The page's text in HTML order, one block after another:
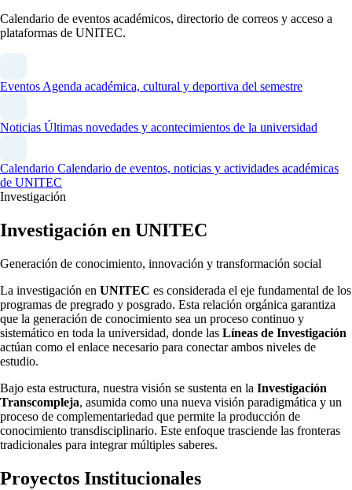
Calendario de eventos académicos, directorio de correos y acceso a
plataformas de UNITEC.
Eventos Agenda académica, cultural y deportiva del semestre
Noticias Últimas novedades y acontecimientos de la universidad
Calendario Calendario de eventos, noticias y actividades académicas
de UNITEC
Investigación
Investigación en UNITEC
Generación de conocimiento, innovación y transformación social
La investigación en UNITEC es considerada el eje fundamental de los
programas de pregrado y posgrado. Esta relación orgánica garantiza
que la generación de conocimiento sea un proceso continuo y
sistemático en toda la universidad, donde las Líneas de Investigación
actúan como el enlace necesario para conectar ambos niveles de
estudio.
Bajo esta estructura, nuestra visión se sustenta en la Investigación
Transcompleja, asumida como una nueva visión paradigmática y un
proceso de complementariedad que permite la producción de
conocimiento transdisciplinario. Este enfoque trasciende las fronteras
tradicionales para integrar múltiples saberes.
Proyectos Institucionales